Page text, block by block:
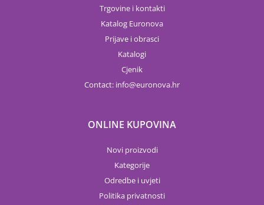
Trgovine i kontakti
Katalog Euronova
Prijave i obrasci
Katalogi
Cjenik
Contact: info euronova.hr
ONLINE KUPOVINA
Novi proizvodi
Kategorije
Odredbe i uvjeti
Politika privatnosti